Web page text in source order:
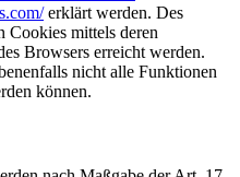
erklärt werden. Des
Cookies mittels deren
Browsers erreicht werden.
nicht alle Funktionen
können.